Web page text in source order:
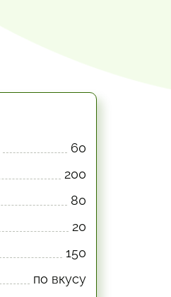
60
200
80
20
150
по вкусу